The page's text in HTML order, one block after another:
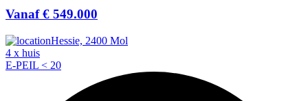
Vanaf € 549.000
Hessie, 2400 Mol
4 x huis
E-PEIL < 20